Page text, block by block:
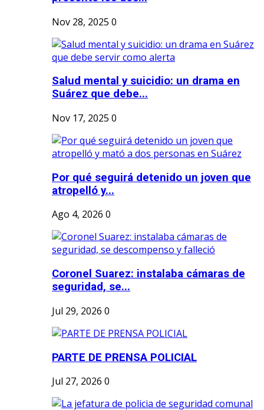
Nov 28, 2025 0
Salud mental y suicidio: un drama en
Suárez que debe...
Nov 17, 2025 0
Por qué seguirá detenido un joven que
atropelló y...
Ago 4, 2026 0
Coronel Suarez: instalaba cámaras de
seguridad, se...
Jul 29, 2026 0
PARTE DE PRENSA POLICIAL
Jul 27, 2026 0